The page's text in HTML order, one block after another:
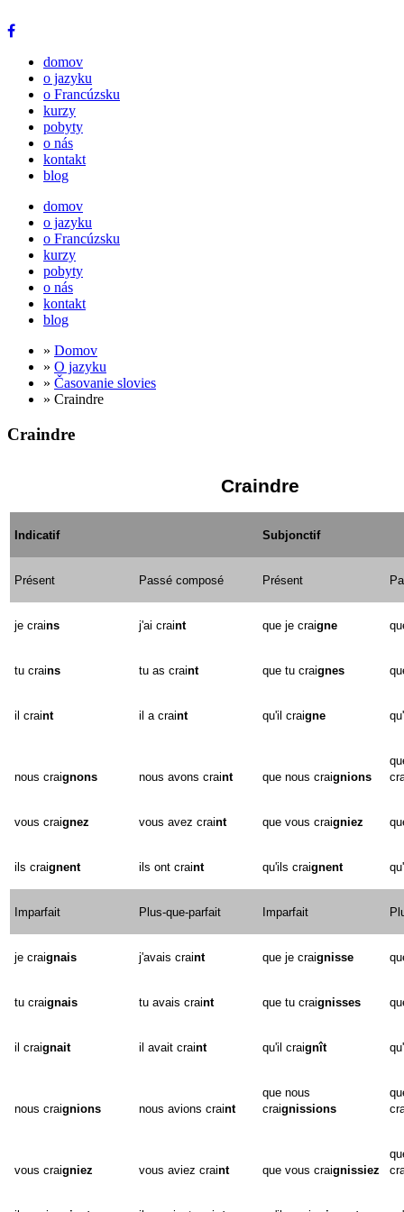
domov
o jazyku
o Francúzsku
kurzy
pobyty
o nás
kontakt
blog
domov
o jazyku
o Francúzsku
kurzy
pobyty
o nás
kontakt
blog
» Domov
» O jazyku
» Časovanie slovies
» Craindre
Craindre
Craindre
Indicatif Subjonctif
Présent Passé composé Présent
je crains j'ai craint que je craigne
tu crains tu as craint que tu craignes
il craint il a craint qu'il craigne
nous craignons nous avons craint que nous craignions
vous craignez vous avez craint que vous craigniez
ils craignent ils ont craint qu'ils craignent
Imparfait Plus-que-parfait Imparfait
je craignais j'avais craint que je craignisse
tu craignais tu avais craint que tu craignisses
il craignait il avait craint qu'il craignît
nous craignions nous avions craint
que nous
craignissions
vous craigniez vous aviez craint que vous craignissiez